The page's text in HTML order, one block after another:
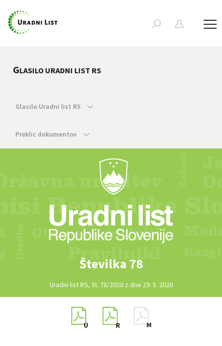
GLASILO URADNI LIST RS
Glasilo Uradni list RS
Preklic dokumentov
Številka 78
Uradni list RS, št. 78/2020 z dne 29. 5. 2020